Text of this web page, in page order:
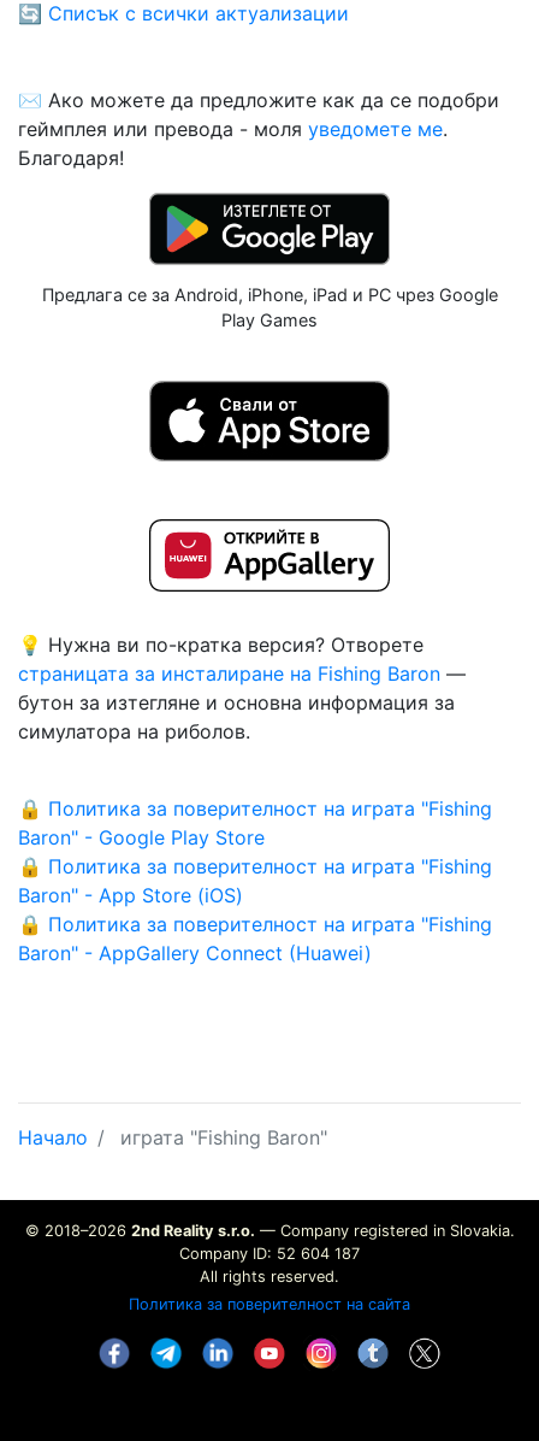
🔄 Списък с всички актуализации
✉️ Ако можете да предложите как да се подобри
геймплея или превода - моля уведомете ме.
Благодаря!
Предлага се за Android, iPhone, iPad и PC чрез Google
Play Games
💡 Нужна ви по-кратка версия? Отворете
страницата за инсталиране на Fishing Baron —
бутон за изтегляне и основна информация за
симулатора на риболов.
🔒 Политика за поверителност на играта "Fishing
Baron" - Google Play Store
🔒 Политика за поверителност на играта "Fishing
Baron" - App Store (iOS)
🔒 Политика за поверителност на играта "Fishing
Baron" - AppGallery Connect (Huawei)
Начало играта "Fishing Baron"
© 2018–2026 2nd Reality s.r.o. — Company registered in Slovakia.
Company ID: 52 604 187
All rights reserved.
Политика за поверителност на сайта